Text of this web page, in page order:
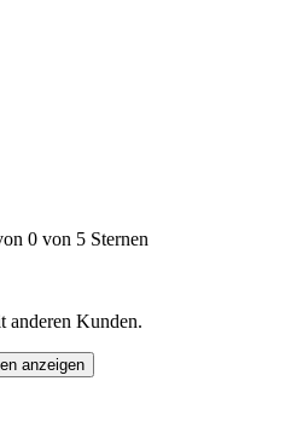
0 von 5 Sternen
anderen Kunden.
anzeigen